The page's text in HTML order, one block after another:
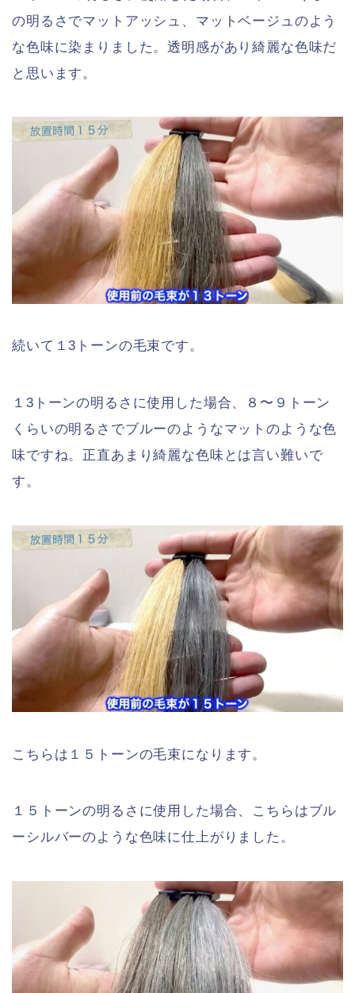
の明るさでマットアッシュ、マットベージュのよう
な色味に染まりました。透明感があり綺麗な色味だ
と思います。
続いて１3トーンの毛束です。
１3トーンの明るさに使用した場合、８〜９トーン
くらいの明るさでブルーのようなマットのような色
味ですね。正直あまり綺麗な色味とは言い難いで
す。
こちらは１５トーンの毛束になります。
１５トーンの明るさに使用した場合、こちらはブル
ーシルバーのような色味に仕上がりました。